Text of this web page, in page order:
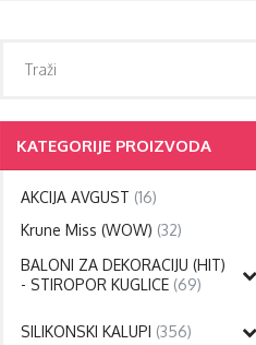
KATEGORIJE PROIZVODA
AKCIJA AVGUST (16)
Krune Miss (WOW) (32)
BALONI ZA DEKORACIJU (HIT)
- STIROPOR KUGLICE (69)
SILIKONSKI KALUPI (356)